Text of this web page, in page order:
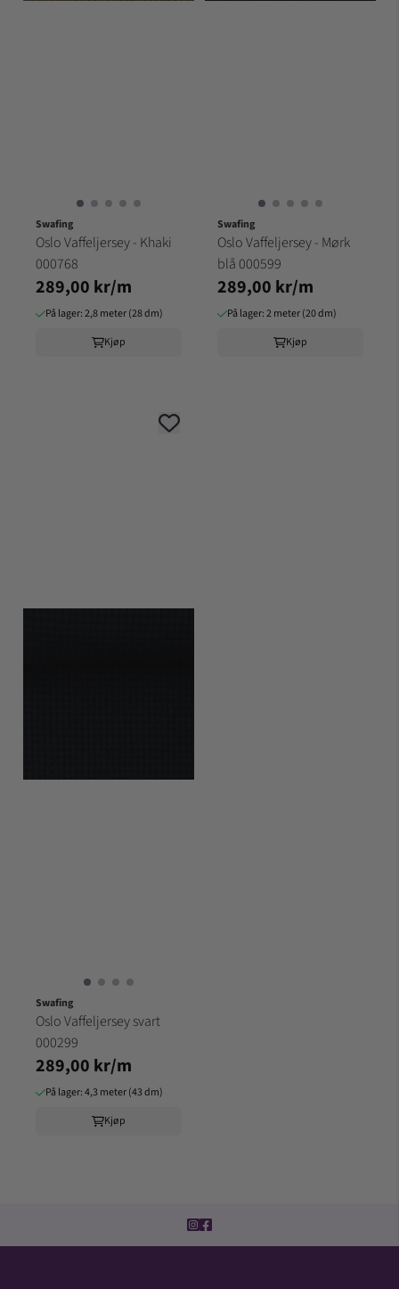
Swafing
Oslo Vaffeljersey - Khaki
000768
289,00 kr/m
På lager: 2,8 meter (28 dm)
Kjøp
Swafing
Oslo Vaffeljersey - Mørk
blå 000599
289,00 kr/m
På lager: 2 meter (20 dm)
Kjøp
Swafing
Oslo Vaffeljersey svart
000299
289,00 kr/m
På lager: 4,3 meter (43 dm)
Kjøp